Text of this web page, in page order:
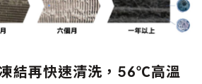
結再快速清洗，56℃高溫